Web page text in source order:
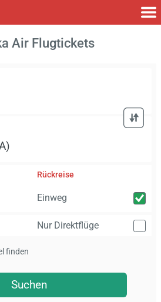
Air Flugtickets
Rückreise
Einweg
Nur Direktflüge
finden
Suchen